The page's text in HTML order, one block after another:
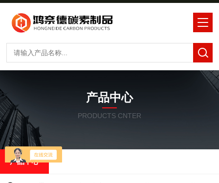
产品中心
PRODUCTS CNTER
产品中心